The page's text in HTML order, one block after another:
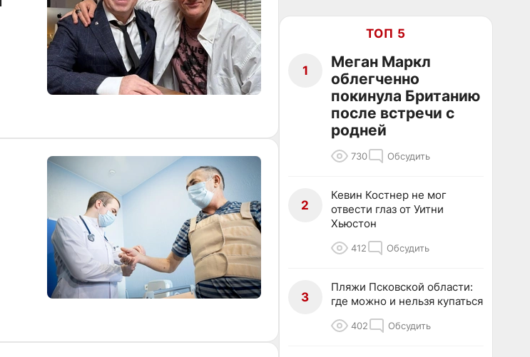
ТОП 5
1
Меган Маркл
облегченно
покинула Британию
после встречи с
родней
730 Обсудить
2
Кевин Костнер не мог
отвести глаз от Уитни
Хьюстон
412 Обсудить
3
Пляжи Псковской области:
где можно и нельзя купаться
402 Обсудить